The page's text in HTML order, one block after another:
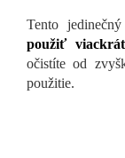
Tento
použiť viackrát
očistíte od
použitie.